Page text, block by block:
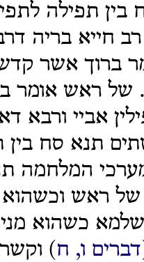
תפילה
חייא בריה
ברוך אשר
של ראש אומר
אביי ורבא
תנא סח בין
מערכי המלחמה
של ראש
כשהוא
דברים ו, ח)